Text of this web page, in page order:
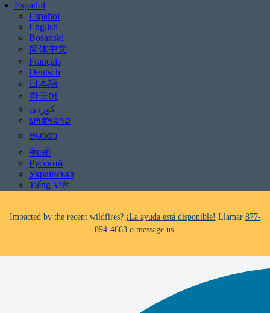
Español
Español
English
Bosanski
简体中文
Français
Deutsch
日本語
한국어
ພາສາລາວ
ဗမာစာ
नेपाली
Русский
Українська
Tiếng Việt
Be aware of scams: WHRC does not make unsolicited phone calls and will
Impacted by the recent wildfires?
Facing foreclosure?¡La ayuda está disponible!Llamar877-894-4663o
message us.
Be aware of scams: WHRC does not make unsolicited phone calls and will
If you receive a suspicious call claiming to be from WHRC, please contact
877-894-4663.